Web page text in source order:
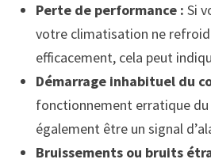
Perte de performance : Si
votre climatisation ne
efficacement, cela peut
Démarrage inhabituel du
fonctionnement erratique
également être un signal
Bruissements ou bruits